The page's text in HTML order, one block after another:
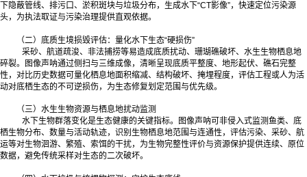
下隐蔽管线、排污口、淤积斑块与垃圾分布，生成水下“CT影像”，快速定位污染源
头，为执法取证与污染治理提供直观依据。
（二）底质生境损毁评估：量化水下生态“硬损伤”
采砂、航道疏浚、非法捕捞等易造成底质扰动、珊瑚礁破坏、水生生物栖息地
碎裂。图像声呐通过侧扫与三维成像，清晰呈现底质平整度、地形起伏、礁石完整
性，对比历史数据可量化栖息地面积缩减、结构破坏、掩埋程度，评估工程或人为活
动对底栖生态的不可逆损伤，为生态修复划定范围与优先级。
（三）水生生物资源与栖息地扰动监测
水下生物群落变化是生态健康的关键指标。图像声呐可非侵入式监测鱼类、底
栖生物分布、数量与活动轨迹，识别生物栖息地范围与连通性，评估污染、采砂、航
运等对生物洄游、繁殖、索饵的干扰，为生物完整性评价与资源保护提供连续、原位
数据，避免传统采样对生态的二次破坏。